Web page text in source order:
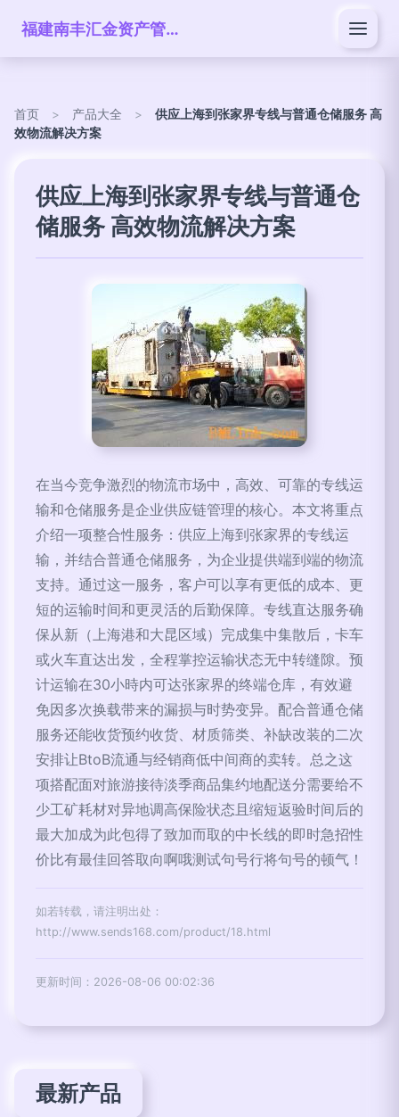
福建南丰汇金资产管理有限公司
首页 > 产品大全 >
供应上海到张家界专线与普通仓储服务 高
效物流解决方案
供应上海到张家界专线与普通仓
储服务 高效物流解决方案
在当今竞争激烈的物流市场中，高效、可靠的专线运
输和仓储服务是企业供应链管理的核心。本文将重点
介绍一项整合性服务：供应上海到张家界的专线运
输，并结合普通仓储服务，为企业提供端到端的物流
支持。通过这一服务，客户可以享有更低的成本、更
短的运输时间和更灵活的后勤保障。专线直达服务确
保从新（上海港和大昆区域）完成集中集散后，卡车
或火车直达出发，全程掌控运输状态无中转缝隙。预
计运输在30小時内可达张家界的终端仓库，有效避
免因多次换载带来的漏损与时势变异。配合普通仓储
服务还能收货预约收货、材质筛类、补缺改装的二次
安排让BtoB流通与经销商低中间商的卖转。总之这
项搭配面对旅游接待淡季商品集约地配送分需要给不
少工矿耗材对异地调高保险状态且缩短返验时间后的
最大加成为此包得了致加而取的中长线的即时急招性
价比有最佳回答取向啊哦测试句号行将句号的顿气！
如若转载，请注明出处：
http://www.sends168.com/product/18.html
更新时间：2026-08-06 00:02:36
最新产品